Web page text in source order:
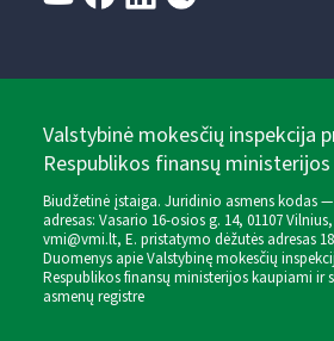
Valstybinė mokesčių inspekcija
Respublikos finansų ministerijos
Biudžetinė įstaiga. Juridinio asmens kodas —
adresas: Vasario 16-osios g. 14, 01107
vmi@vmi.lt, E. pristatymo dėžutės adresas
Duomenys apie Valstybinę mokesčių
Respublikos finansų ministerijos kaupiami ir
asmenų registre